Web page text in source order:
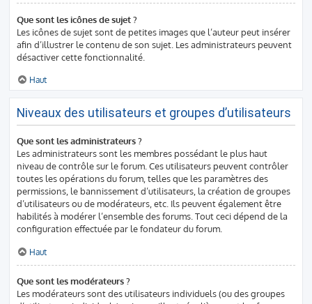
Que sont les icônes de sujet ?
Les icônes de sujet sont de petites images que l’auteur peut insérer
afin d’illustrer le contenu de son sujet. Les administrateurs peuvent
désactiver cette fonctionnalité.
Haut
Niveaux des utilisateurs et groupes d’utilisateurs
Que sont les administrateurs ?
Les administrateurs sont les membres possédant le plus haut
niveau de contrôle sur le forum. Ces utilisateurs peuvent contrôler
toutes les opérations du forum, telles que les paramètres des
permissions, le bannissement d’utilisateurs, la création de groupes
d’utilisateurs ou de modérateurs, etc. Ils peuvent également être
habilités à modérer l’ensemble des forums. Tout ceci dépend de la
configuration effectuée par le fondateur du forum.
Haut
Que sont les modérateurs ?
Les modérateurs sont des utilisateurs individuels (ou des groupes